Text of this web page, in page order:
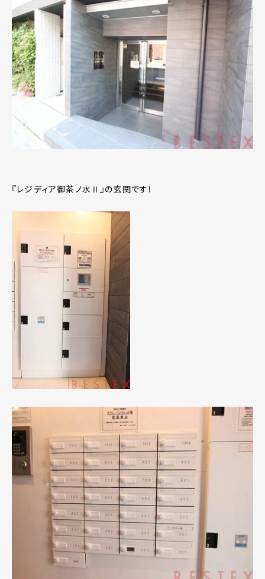
『レジディア御茶ノ水Ⅱ』の玄関です！